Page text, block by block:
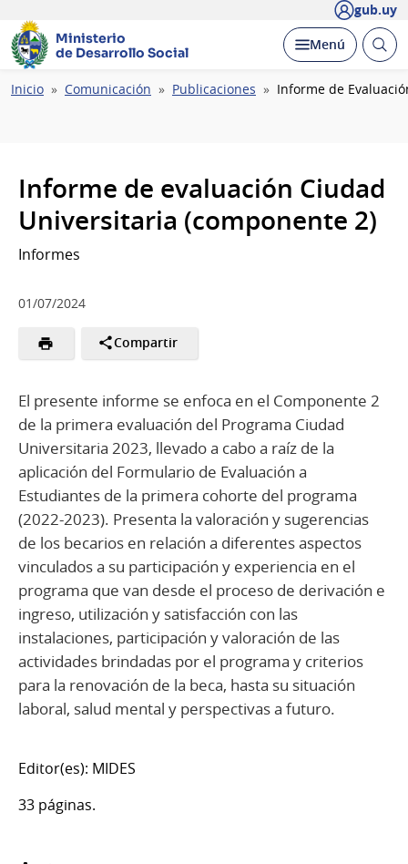
gub.uy
Ministerio
de Desarrollo Social
Desplegar
Menú Abrir
Ruta
Inicio Comunicación Publicaciones Informe de
Informe de evaluación Ciudad
Universitaria (componente 2)
Informes
01/07/2024
Compartir
El presente informe se enfoca en el Componente 2
de la primera evaluación del Programa Ciudad
Universitaria 2023, llevado a cabo a raíz de la
aplicación del Formulario de Evaluación a
Estudiantes de la primera cohorte del programa
(2022-2023). Presenta la valoración y sugerencias
de los becarios en relación a diferentes aspectos
vinculados a su participación y experiencia en el
programa que van desde el proceso de derivación e
ingreso, utilización y satisfacción con las
instalaciones, participación y valoración de las
actividades brindadas por el programa y criterios
para la renovación de la beca, hasta su situación
laboral, salud mental y perspectivas a futuro.
Editor(es): MIDES
33 páginas.